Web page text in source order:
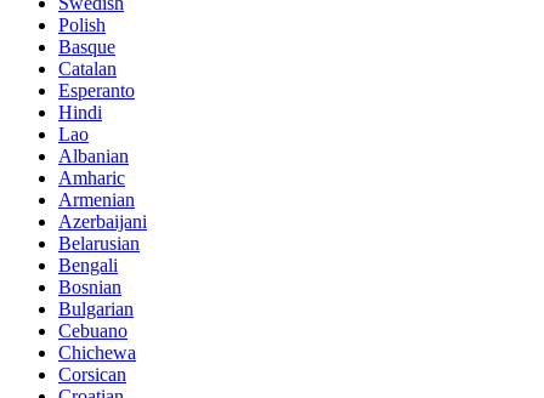
Polish
Basque
Catalan
Esperanto
Hindi
Lao
Albanian
Amharic
Armenian
Azerbaijani
Belarusian
Bengali
Bosnian
Bulgarian
Cebuano
Chichewa
Corsican